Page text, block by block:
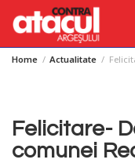
SkipHome Actualitate
Felicitare-
comunei